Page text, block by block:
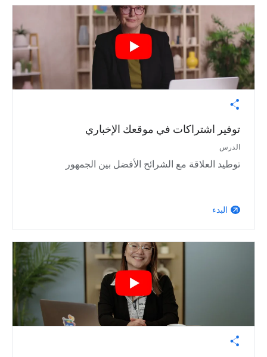
توفير اشتراكات في موقعك الإخباري
الدرس
توطيد العلاقة مع الشرائح الأفضل بين الجمهور
arrow_outward البدء